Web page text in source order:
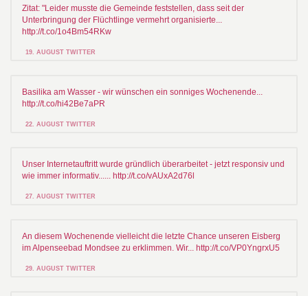
Zitat: "Leider musste die Gemeinde feststellen, dass seit der
Unterbringung der Flüchtlinge vermehrt organisierte...
http://t.co/1o4Bm54RKw
19. AUGUST TWITTER
Basilika am Wasser - wir wünschen ein sonniges Wochenende...
http://t.co/hi42Be7aPR
22. AUGUST TWITTER
Unser Internetauftritt wurde gründlich überarbeitet - jetzt responsiv und
wie immer informativ...... http://t.co/vAUxA2d76l
27. AUGUST TWITTER
An diesem Wochenende vielleicht die letzte Chance unseren Eisberg
im Alpenseebad Mondsee zu erklimmen. Wir... http://t.co/VP0YngrxU5
29. AUGUST TWITTER